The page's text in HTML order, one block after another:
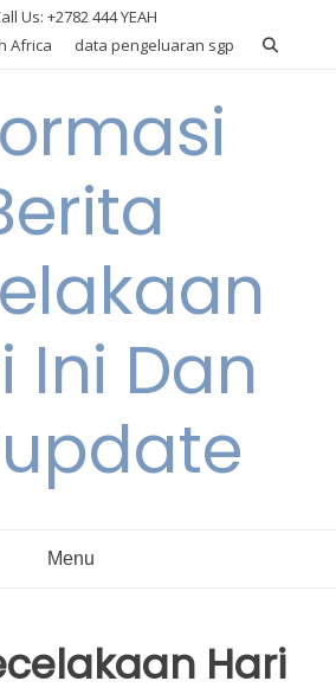
Us: +2782 444 YEAH
Africa
data pengeluaran sgp
Ini Dan
Menu
Hari